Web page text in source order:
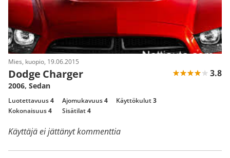
Mies, kuopio, 19.06.2015
Dodge Charger 3.8
2006, Sedan
Luotettavuus4 Ajomukavuus4 Käyttökulut3
Kokonaisuus4 Sisätilat4
Käyttäjä ei jättänyt kommenttia